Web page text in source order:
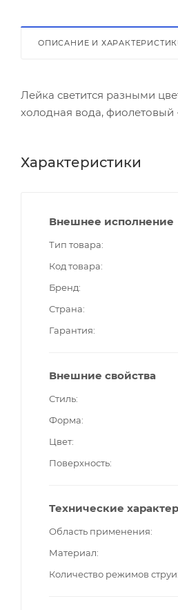
ОПИСАНИЕ И
Лейка светится разными
холодная вода, фиолетовый
Характеристики
Внешнее исполнение
Тип товара
Код товара
Бренд
Страна
Гарантия
Внешние свойства
Стиль
Форма
Цвет
Поверхность
Технические
Область применения
Материал
Количество режимов струи